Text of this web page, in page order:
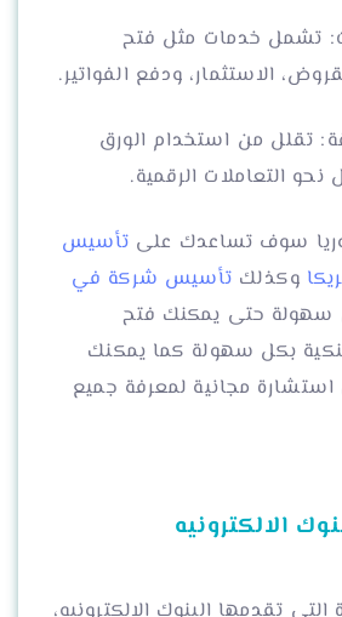
تشمل خدمات مثل فتح
الاستثمار، ودفع الفواتير.
تقلل من استخدام الورق
نحو التعاملات الرقمية.
سوف تساعدك على تأسيس
وكذلك تأسيس شركة في
سهولة حتى يمكنك فتح
بكل سهولة كما يمكنك
مجانية لمعرفة جميع
الالكترونيه